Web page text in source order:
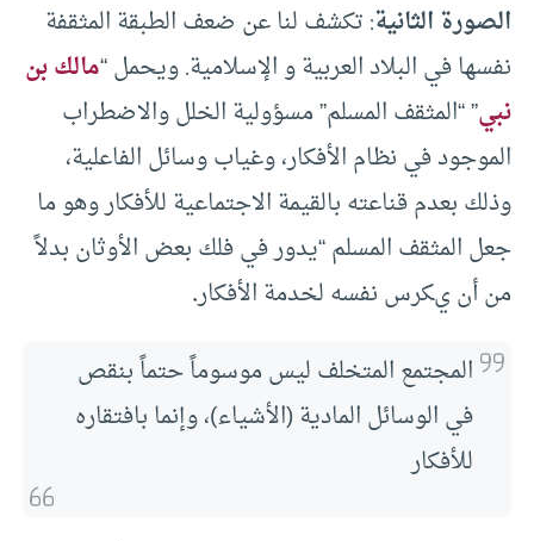
الصورة الثانية: تكشف لنا عن ضعف الطبقة المثقفة
نفسها في البلاد العربية و الإسلامية. ويحمل “مالك بن
نبي” “المثقف المسلم” مسؤولية الخلل والاضطراب
الموجود في نظام الأفكار، وغياب وسائل الفاعلية،
وذلك بعدم قناعته بالقيمة الاجتماعية للأفكار وهو ما
جعل المثقف المسلم “يدور في فلك بعض الأوثان بدلاً
من أن يكرس نفسه لخدمة الأفكار.
المجتمع المتخلف ليس موسوماً حتماً بنقص
في الوسائل المادية (الأشياء)، وإنما بافتقاره
للأفكار